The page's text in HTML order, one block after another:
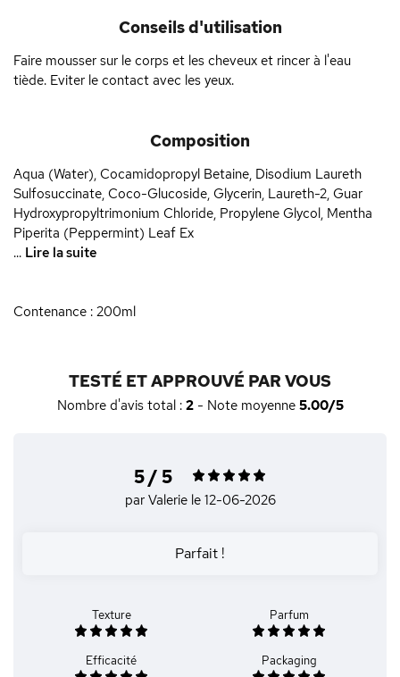
Conseils d'utilisation
Faire mousser sur le corps et les cheveux et rincer à l'eau
tiède. Eviter le contact avec les yeux.
Composition
Aqua (Water), Cocamidopropyl Betaine, Disodium Laureth
Sulfosuccinate, Coco-Glucoside, Glycerin, Laureth-2, Guar
Hydroxypropyltrimonium Chloride, Propylene Glycol, Mentha
Piperita (Peppermint) Leaf Ex
... Lire la suite
Contenance : 200ml
TESTÉ ET APPROUVÉ PAR VOUS
Nombre d'avis total : 2- Note moyenne 5.00/5
5 / 5
par Valerie le 12-06-2026
Parfait !
Texture Parfum
Efficacité Packaging